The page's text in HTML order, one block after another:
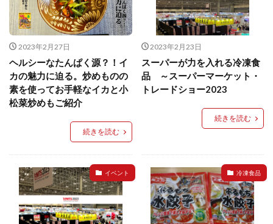
2023年2月27日
ヘルシーなたんぱく源？！イ
カの魅力に迫る。炒めものの
素を使ってお手軽なイカと小
松菜炒めもご紹介
続きを読む
2023年2月23日
スーパーが力を入れる冷凍食
品 ～スーパーマーケット・
トレードショー2023
続きを読む
イベント 冷凍食品
新商品
旨辛 生産者 硬くなる
外食事業
食の安全
鉄ラー油
鍋スープ
餃子と食べたい
餃子と飲みたい 魚醬
麺
麻婆豆腐
麻辣湯 通販 質問
節約
肉汁爆弾餃子
羽根つき スタミナ肉餃子
羽根つきタン塩餃子
肉ニラ水餃子
衛生管理
袋入り餃子
謹製 羽根つき なにわのお好み餃子
豆苗
大阪王将
5フリー
おうちde街中華コミュニティ
おうちごはん
おでん